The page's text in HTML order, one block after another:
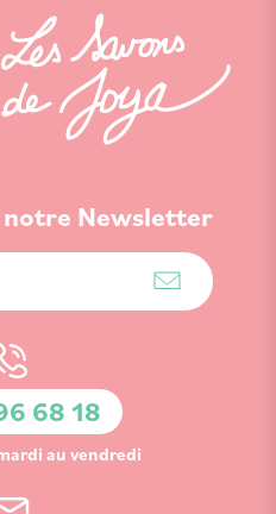
notre Newsletter
68 18
au vendredi